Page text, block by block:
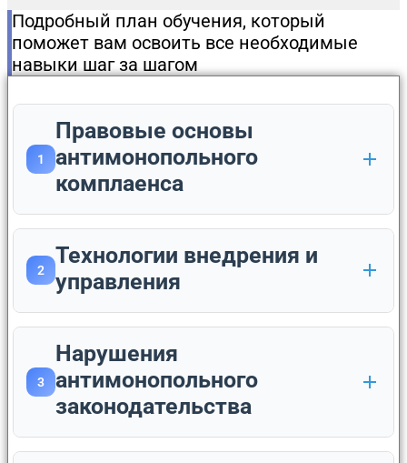
Подробный план обучения, который
поможет вам освоить все необходимые
навыки шаг за шагом
1
Правовые основы
антимонопольного
комплаенса
2
Технологии внедрения и
управления
3
Нарушения
антимонопольного
законодательства